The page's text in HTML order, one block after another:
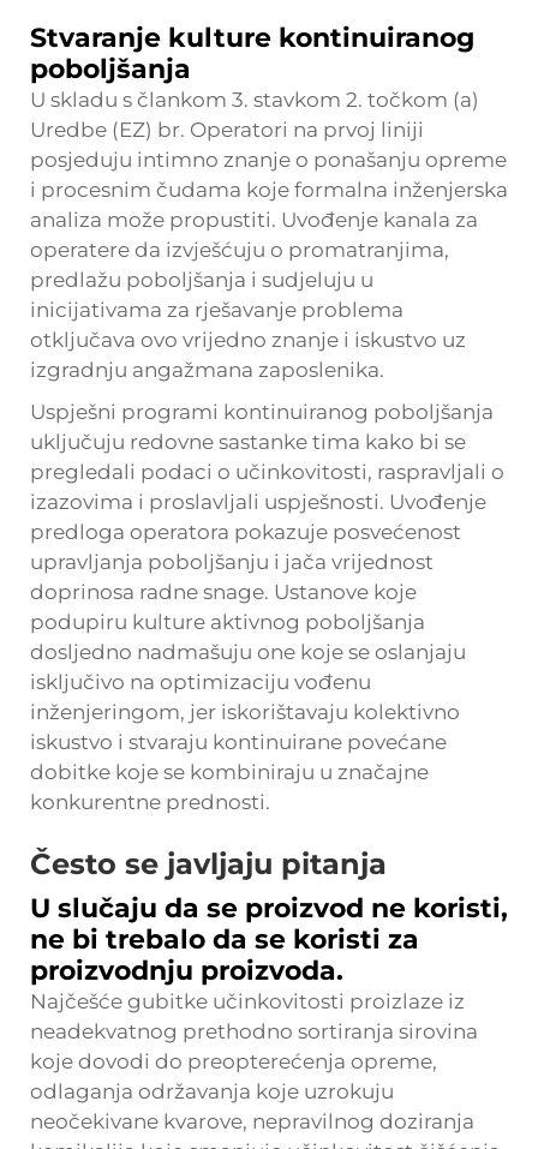
Stvaranje kulture kontinuiranog
poboljšanja
U skladu s člankom 3. stavkom 2. točkom (a)
Uredbe (EZ) br. Operatori na prvoj liniji
posjeduju intimno znanje o ponašanju opreme
i procesnim čudama koje formalna inženjerska
analiza može propustiti. Uvođenje kanala za
operatere da izvješćuju o promatranjima,
predlažu poboljšanja i sudjeluju u
inicijativama za rješavanje problema
otključava ovo vrijedno znanje i iskustvo uz
izgradnju angažmana zaposlenika.
Uspješni programi kontinuiranog poboljšanja
uključuju redovne sastanke tima kako bi se
pregledali podaci o učinkovitosti, raspravljali o
izazovima i proslavljali uspješnosti. Uvođenje
predloga operatora pokazuje posvećenost
upravljanja poboljšanju i jača vrijednost
doprinosa radne snage. Ustanove koje
podupiru kulture aktivnog poboljšanja
dosljedno nadmašuju one koje se oslanjaju
isključivo na optimizaciju vođenu
inženjeringom, jer iskorištavaju kolektivno
iskustvo i stvaraju kontinuirane povećane
dobitke koje se kombiniraju u značajne
konkurentne prednosti.
Često se javljaju pitanja
U slučaju da se proizvod ne koristi,
ne bi trebalo da se koristi za
proizvodnju proizvoda.
Najčešće gubitke učinkovitosti proizlaze iz
neadekvatnog prethodno sortiranja sirovina
koje dovodi do preopterećenja opreme,
odlaganja održavanja koje uzrokuju
neočekivane kvarove, nepravilnog doziranja